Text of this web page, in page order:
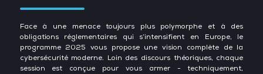
Face à une menace toujours plus polymorphe et à des
obligations réglementaires qui s’intensifient en Europe, le
programme 2025 vous propose une vision complète de la
cybersécurité moderne. Loin des discours théoriques, chaque
session est conçue pour vous armer - techniquement,